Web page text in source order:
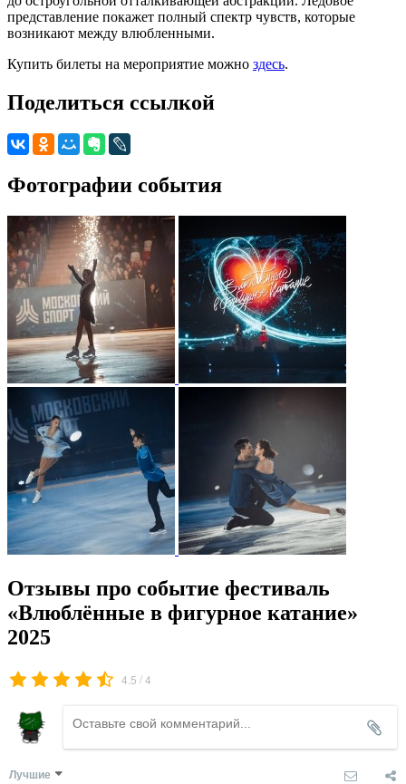
представление покажет полный спектр чувств, которые
возникают между влюбленными.
Купить билеты на мероприятие можно здесь.
Поделиться ссылкой
Фотографии события
Отзывы про событие фестиваль
«Влюблённые в фигурное катание»
2025
4.5 /4
Лучшие